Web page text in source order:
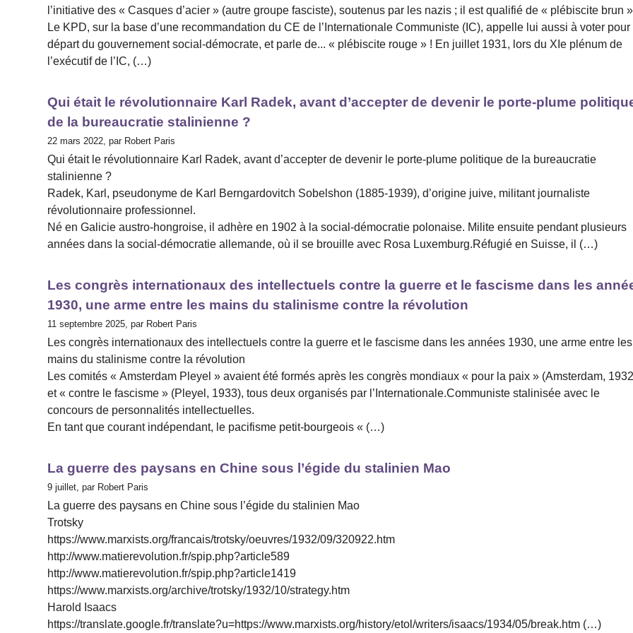
l’initiative des « Casques d’acier » (autre groupe fasciste), soutenus par les nazis ; il est qualifié de « plébiscite brun
Le KPD, sur la base d’une recommandation du CE de l’Internationale Communiste (IC), appelle lui aussi à voter pour
départ du gouvernement social-démocrate, et parle de... « plébiscite rouge » ! En juillet 1931, lors du XIe plénum de
l’exécutif de l’IC, (…)
Qui était le révolutionnaire Karl Radek, avant d’accepter de devenir le porte-plume
de la bureaucratie stalinienne ?
22 mars 2022, par Robert Paris
Qui était le révolutionnaire Karl Radek, avant d’accepter de devenir le porte-plume politique de la bureaucratie
stalinienne ?
Radek, Karl, pseudonyme de Karl Berngardovitch Sobelshon (1885-1939), d’origine juive, militant journaliste
révolutionnaire professionnel.
Né en Galicie austro-hongroise, il adhère en 1902 à la social-démocratie polonaise. Milite ensuite pendant plusieurs
années dans la social-démocratie allemande, où il se brouille avec Rosa Luxemburg.Réfugié en Suisse, il (…)
Les congrès internationaux des intellectuels contre la guerre et le fascisme dans les
1930, une arme entre les mains du stalinisme contre la révolution
11 septembre 2025, par Robert Paris
Les congrès internationaux des intellectuels contre la guerre et le fascisme dans les années 1930, une arme entre les
mains du stalinisme contre la révolution
Les comités « Amsterdam Pleyel » avaient été formés après les congrès mondiaux « pour la paix » (Amsterdam,
et « contre le fascisme » (Pleyel, 1933), tous deux organisés par l’Internationale.Communiste stalinisée avec le
concours de personnalités intellectuelles.
En tant que courant indépendant, le pacifisme petit-bourgeois « (…)
La guerre des paysans en Chine sous l’égide du stalinien Mao
9 juillet, par Robert Paris
La guerre des paysans en Chine sous l’égide du stalinien Mao
Trotsky
https://www.marxists.org/francais/trotsky/oeuvres/1932/09/320922.htm
http://www.matierevolution.fr/spip.php?article589
http://www.matierevolution.fr/spip.php?article1419
https://www.marxists.org/archive/trotsky/1932/10/strategy.htm
Harold Isaacs
https://translate.google.fr/translate?u=https://www.marxists.org/history/etol/writers/isaacs/1934/05/break.htm (…)